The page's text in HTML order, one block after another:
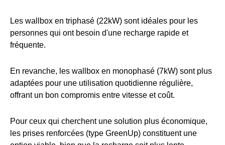
Les wallbox en triphasé (22kW) sont idéales pour les
personnes qui ont besoin d'une recharge rapide et
fréquente.
En revanche, les wallbox en monophasé (7kW) sont plus
adaptées pour une utilisation quotidienne régulière,
offrant un bon compromis entre vitesse et coût.
Pour ceux qui cherchent une solution plus économique,
les prises renforcées (type GreenUp) constituent une